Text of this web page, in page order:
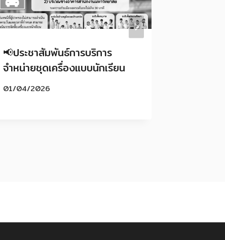
📢ประชาสัมพันธ์การบริการ
จำหน่ายชุดเครื่องแบบนักเรียน
01/04/2026